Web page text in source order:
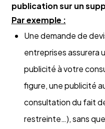
publication sur un
Par exemple :
Une demande de
entreprises assurera
publicité à votre
figure, une publicité
consultation du fait
restreinte…), sans